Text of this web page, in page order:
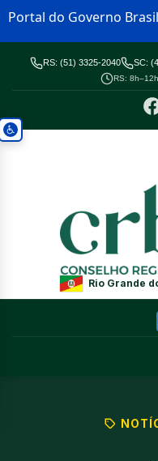
Portal do Governo
RS: (51) 3325-2040 SC:
RS:
Rio Grande